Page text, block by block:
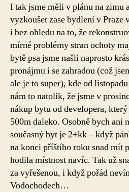
I tak jsme měli v plánu na zimu
vyzkoušet zase bydlení v
i bez ohledu na to, že
mírné problémy stran ochoty
bytě psa jsme našli naprosto
pronájmu i se zahradou (což
ale je to super), kde od
nám to natolik, že jsme v
nákup bytu od developera,
500m daleko. Osobně bych ani
současný byt je 2+kk – když
na konci příštího roku snad mít
hodila místnost navíc. Tak už
za vyřešenou, i když pořád
Vodochodech…